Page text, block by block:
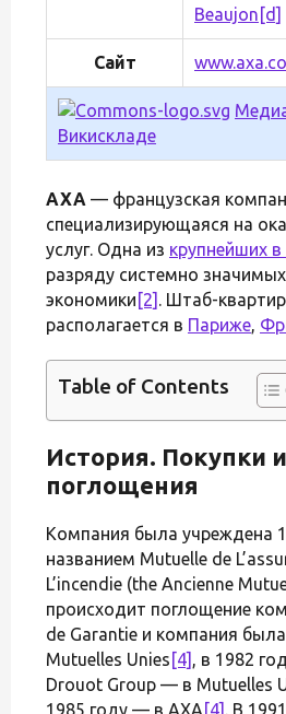
Beaujon [d]
Сайт
Викискладе
AXA — французская
специализирующаяся на
услуг. Одна из крупнейших
разряду системно
экономики [2] . Штаб-
располагается в Париже,
Table of Contents
История. Покупки и
поглощения
Компания была учреждена
названием Mutuelle de
L’incendie (the Ancienne
происходит поглощение
de Garantie и компания
Mutuelles Unies [4] , в 1982
Drouot Group — в Mutuelles
1985 году — в AXA [4] . В